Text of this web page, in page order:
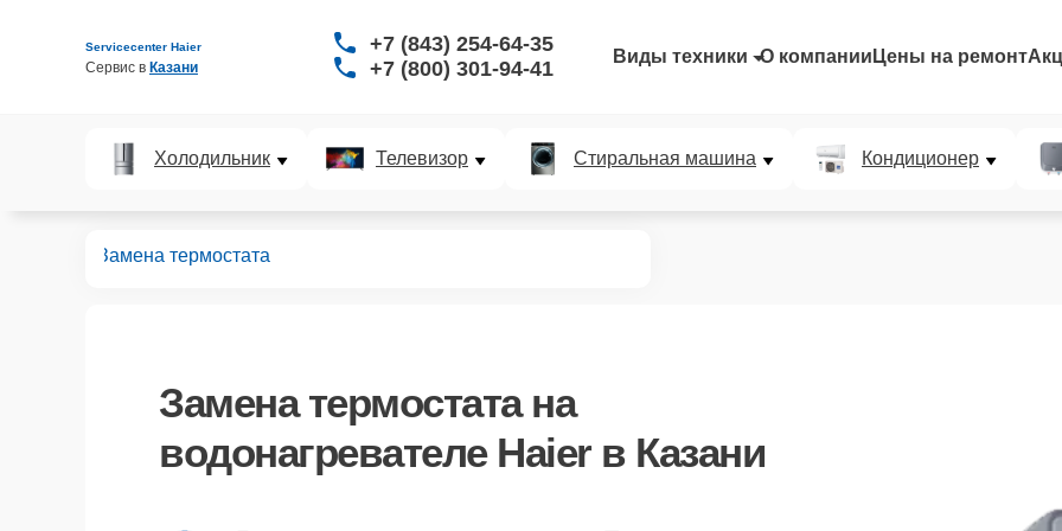
Servicecenter Haier
Сервис в Казани
+7 (843) 254-64-35
+7 (800) 301-94-41
Виды техники О компании Цены на ремонт
Холодильник Телевизор Стиральная машина Кондиционер
Замена термостата
Замена термостатана
водонагревателе Haier в Казани